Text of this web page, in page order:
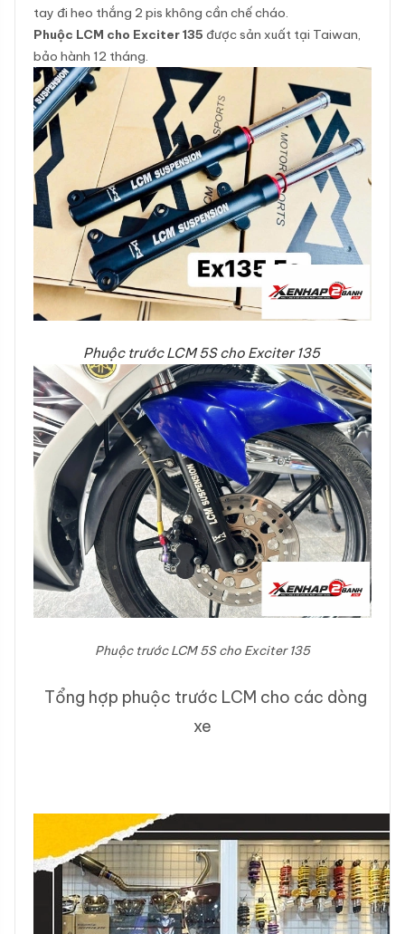
tay đi heo thắng 2 pis không cần chế cháo.
Phuộc LCM cho Exciter 135 được sản xuất tại Taiwan,
bảo hành 12 tháng.
Phuộc trước LCM 5S cho Exciter 135
Phuộc trước LCM 5S cho Exciter 135
Tổng hợp phuộc trước LCM cho các dòng
xe